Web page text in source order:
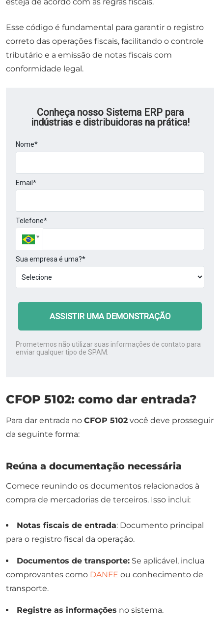
Esse código é fundamental para garantir o registro
correto das operações fiscais, facilitando o controle
tributário e a emissão de notas fiscais com
conformidade legal.
Conheça nosso Sistema ERP para
indústrias e distribuidoras na prática!
Nome*
Email*
Telefone*
Sua empresa é uma?*
ASSISTIR UMA DEMONSTRAÇÃO
Prometemos não utilizar suas informações de contato para
enviar qualquer tipo de SPAM.
CFOP 5102: como dar entrada?
Para dar entrada no CFOP 5102 você deve prosseguir
da seguinte forma:
Reúna a documentação necessária
Comece reunindo os documentos relacionados à
compra de mercadorias de terceiros. Isso inclui:
Notas fiscais de entrada: Documento principal
para o registro fiscal da operação.
Documentos de transporte: Se aplicável, inclua
comprovantes como DANFE ou conhecimento de
transporte.
Registre as informações no sistema.